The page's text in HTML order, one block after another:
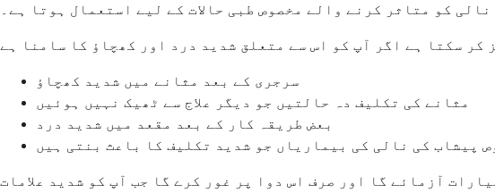
کو متاثر کرنے والے مخصوص طبی حالات کے لیے استعمال ہوتا ہے۔
سرجری کے بعد مثانے میں شدید کھچاؤ
مثانے کی تکلیف دہ حالتیں جو دیگر علاج سے ٹھیک نہیں ہوئیں
بعض طریقہ کار کے بعد مقعد میں شدید درد
پیشاب کی نالی کی بیماریاں جو شدید تکلیف کا باعث بنتی ہیں
آزمائے گا اور صرف اس دوا پر غور کرے گا جب آپ کو شدید علامات